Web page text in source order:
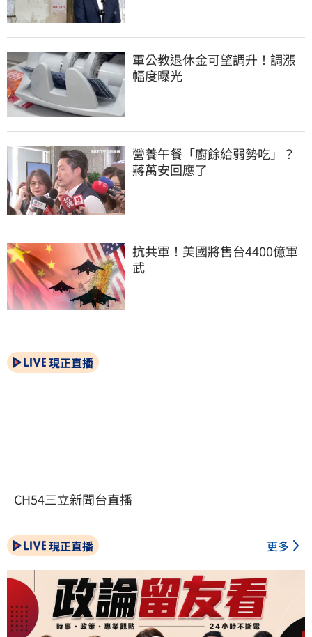
軍公教退休金可望調升！調漲
幅度曝光
營養午餐「廚餘給弱勢吃」？
蔣萬安回應了
抗共軍！美國將售台4400億軍
武
現正直播
CH54三立新聞台直播
現正直播 更多